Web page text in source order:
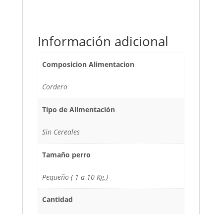
Información adicional
Composicion Alimentacion
Cordero
Tipo de Alimentación
Sin Cereales
Tamaño perro
Pequeño ( 1 a 10 Kg.)
Cantidad